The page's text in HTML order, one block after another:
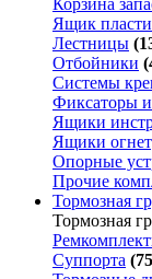
Корзина
Ящик
Лестницы
Отбойники
Системы
Фиксаторы
Ящики
Ящики
Опорные
Прочие
Тормозная
Тормозная
Суппорта